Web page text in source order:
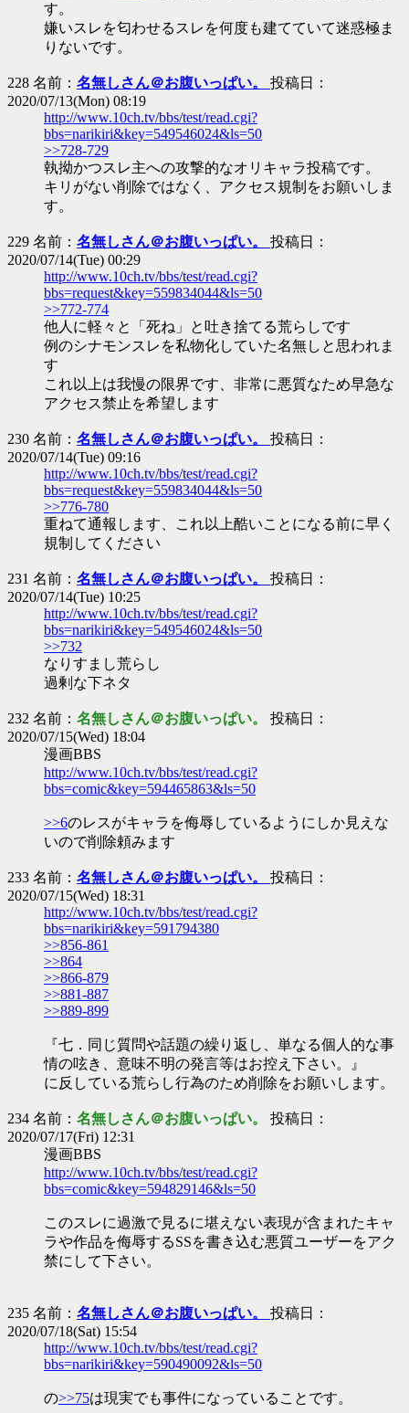
す。
嫌いスレを匂わせるスレを何度も建てていて迷惑極ま
りないです。
228 名前： 名無しさん＠お腹いっぱい。 投稿日：
2020/07/13(Mon) 08:19
http://www.10ch.tv/bbs/test/read.cgi?
bbs=narikiri&key=549546024&ls=50
>>728-729
執拗かつスレ主への攻撃的なオリキャラ投稿です。
キリがない削除ではなく、アクセス規制をお願いしま
す。
229 名前： 名無しさん＠お腹いっぱい。 投稿日：
2020/07/14(Tue) 00:29
http://www.10ch.tv/bbs/test/read.cgi?
bbs=request&key=559834044&ls=50
>>772-774
他人に軽々と「死ね」と吐き捨てる荒らしです
例のシナモンスレを私物化していた名無しと思われま
す
これ以上は我慢の限界です、非常に悪質なため早急な
アクセス禁止を希望します
230 名前： 名無しさん＠お腹いっぱい。 投稿日：
2020/07/14(Tue) 09:16
http://www.10ch.tv/bbs/test/read.cgi?
bbs=request&key=559834044&ls=50
>>776-780
重ねて通報します、これ以上酷いことになる前に早く
規制してください
231 名前： 名無しさん＠お腹いっぱい。 投稿日：
2020/07/14(Tue) 10:25
http://www.10ch.tv/bbs/test/read.cgi?
bbs=narikiri&key=549546024&ls=50
>>732
なりすまし荒らし
過剰な下ネタ
232 名前： 名無しさん＠お腹いっぱい。 投稿日：
2020/07/15(Wed) 18:04
漫画BBS
http://www.10ch.tv/bbs/test/read.cgi?
bbs=comic&key=594465863&ls=50
>>6のレスがキャラを侮辱しているようにしか見えな
いので削除頼みます
233 名前： 名無しさん＠お腹いっぱい。 投稿日：
2020/07/15(Wed) 18:31
http://www.10ch.tv/bbs/test/read.cgi?
bbs=narikiri&key=591794380
>>856-861
>>864
>>866-879
>>881-887
>>889-899
『七．同じ質問や話題の繰り返し、単なる個人的な事
情の呟き、意味不明の発言等はお控え下さい。』
に反している荒らし行為のため削除をお願いします。
234 名前： 名無しさん＠お腹いっぱい。 投稿日：
2020/07/17(Fri) 12:31
漫画BBS
http://www.10ch.tv/bbs/test/read.cgi?
bbs=comic&key=594829146&ls=50
このスレに過激で見るに堪えない表現が含まれたキャ
ラや作品を侮辱するSSを書き込む悪質ユーザーをアク
禁にして下さい。
235 名前： 名無しさん＠お腹いっぱい。 投稿日：
2020/07/18(Sat) 15:54
http://www.10ch.tv/bbs/test/read.cgi?
bbs=narikiri&key=590490092&ls=50
の>>75は現実でも事件になっていることです。